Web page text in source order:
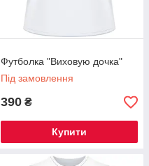
Футболка "Виховую дочка"
Під замовлення
390 ₴
Купити